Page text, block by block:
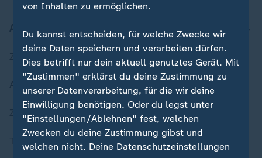
Aktuell bei ZDFheute
Zuletzt veröffentlicht
Aktuelle Sendungs-Videos
ZDFheute Stories
Themen im Überblick
von Inhalten zu ermöglichen.
Du kannst entscheiden, für welche Zwecke wir
deine Daten speichern und verarbeiten dürfen.
Dies betrifft nur dein aktuell genutztes Gerät. Mit
"Zustimmen" erklärst du deine Zustimmung zu
unserer Datenverarbeitung, für die wir deine
Einwilligung benötigen. Oder du legst unter
"Einstellungen/Ablehnen" fest, welchen
Zwecken du deine Zustimmung gibst und
welchen nicht. Deine Datenschutzeinstellungen